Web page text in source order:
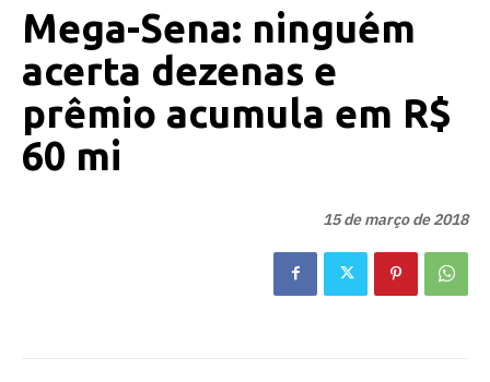
Mega-Sena: ninguém
acerta dezenas e
prêmio acumula em R$
60 mi
15 de março de 2018